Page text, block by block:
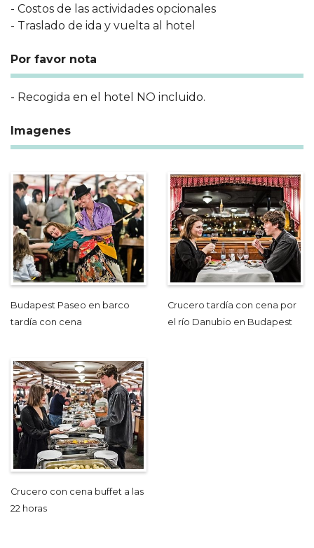
- Costos de las actividades opcionales
- Traslado de ida y vuelta al hotel
Por favor nota
- Recogida en el hotel NO incluido.
Imagenes
Budapest Paseo en barco
tardía con cena
Crucero tardía con cena por
el río Danubio en Budapest
Crucero con cena buffet a las
22 horas